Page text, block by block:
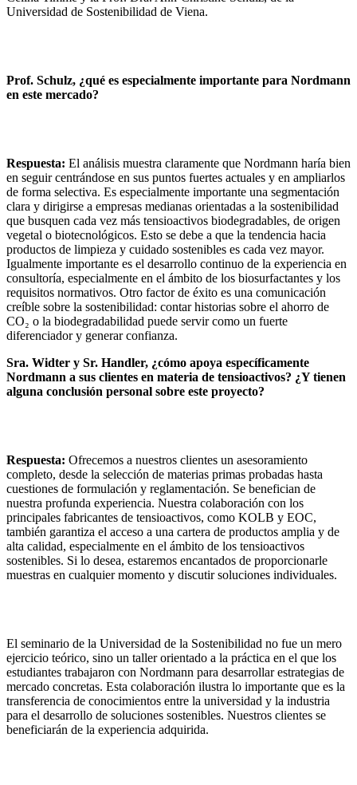
Universidad de Sostenibilidad de Viena.
Prof. Schulz, ¿qué es especialmente importante para Nordmann
en este mercado?
Respuesta: El análisis muestra claramente que Nordmann haría bien
en seguir centrándose en sus puntos fuertes actuales y en ampliarlos
de forma selectiva. Es especialmente importante una segmentación
clara y dirigirse a empresas medianas orientadas a la sostenibilidad
que busquen cada vez más tensioactivos biodegradables, de origen
vegetal o biotecnológicos. Esto se debe a que la tendencia hacia
productos de limpieza y cuidado sostenibles es cada vez mayor.
Igualmente importante es el desarrollo continuo de la experiencia en
consultoría, especialmente en el ámbito de los biosurfactantes y los
requisitos normativos. Otro factor de éxito es una comunicación
creíble sobre la sostenibilidad: contar historias sobre el ahorro de
CO₂ o la biodegradabilidad puede servir como un fuerte
diferenciador y generar confianza.
Sra. Widter y Sr. Handler, ¿cómo apoya específicamente
Nordmann a sus clientes en materia de tensioactivos? ¿Y tienen
alguna conclusión personal sobre este proyecto?
Respuesta: Ofrecemos a nuestros clientes un asesoramiento
completo, desde la selección de materias primas probadas hasta
cuestiones de formulación y reglamentación. Se benefician de
nuestra profunda experiencia. Nuestra colaboración con los
principales fabricantes de tensioactivos, como KOLB y EOC,
también garantiza el acceso a una cartera de productos amplia y de
alta calidad, especialmente en el ámbito de los tensioactivos
sostenibles. Si lo desea, estaremos encantados de proporcionarle
muestras en cualquier momento y discutir soluciones individuales.
El seminario de la Universidad de la Sostenibilidad no fue un mero
ejercicio teórico, sino un taller orientado a la práctica en el que los
estudiantes trabajaron con Nordmann para desarrollar estrategias de
mercado concretas. Esta colaboración ilustra lo importante que es la
transferencia de conocimientos entre la universidad y la industria
para el desarrollo de soluciones sostenibles. Nuestros clientes se
beneficiarán de la experiencia adquirida.